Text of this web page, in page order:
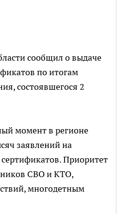
сообщил о выдаче
по итогам
состоявшегося 2
момент в регионе
заявлений на
Приоритет
СВО и КТО,
многодетным